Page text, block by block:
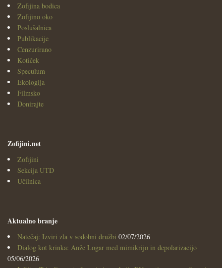
Zofijina bodica
Zofijino oko
Poslušalnica
Publikacije
Cenzurirano
Kotiček
Speculum
Ekologija
Filmsko
Donirajte
Zofijini.net
Zofijini
Sekcija UTD
Učilnica
Aktualno branje
Natečaj: Izviri zla v sodobni družbi 02/07/2026
Dialog kot krinka: Anže Logar med mimikrijo in depolarizacijo
05/06/2026